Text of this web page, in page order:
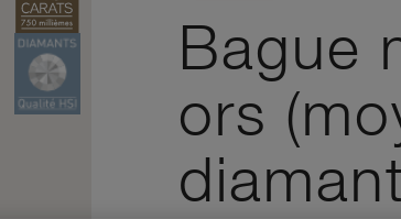
Bague
ors